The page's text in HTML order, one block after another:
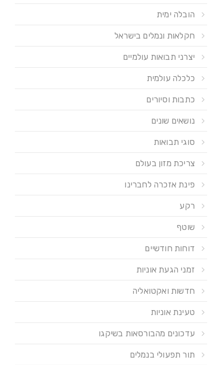
הובלה ימית
חקלאות ונמלים בישראל
יצרני תבואות עולמיים
כלכלה עולמית
כתבות וסיורים
נושאים שונים
סוגי תבואות
צריכת מזון בעולם
פינת אזכרה לחברינו
רקע
שוטף
דוחות חודשיים
זמני הגעת אוניות
חדשות ואקטואליה
טעינת אוניות
עדכונים מהבורסאות בשיקגו
תור תפעולי בנמלים